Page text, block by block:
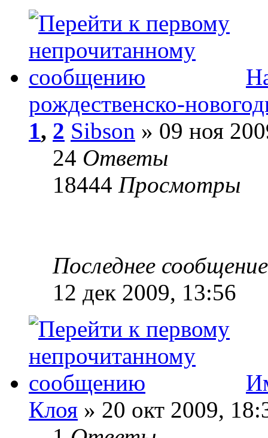
рождественско-
1, 2 Sibson » 09 ноя
24 Ответы
18444 Просмотры
Последнее
12 дек 2009, 13:56
Клоя » 20 окт 2009,